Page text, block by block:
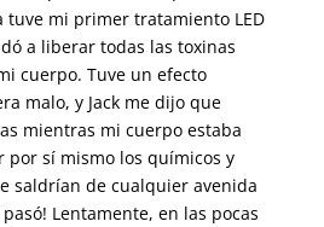
tuve mi primer tratamiento LED
a liberar todas las toxinas
cuerpo. Tuve un efecto
malo, y Jack me dijo que
mientras mi cuerpo estaba
sí mismo los químicos y
saldrían de cualquier avenida
Lentamente, en las pocas